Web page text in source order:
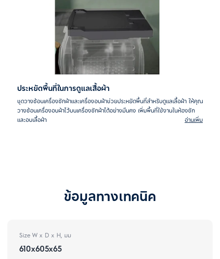
ประหยัดพื้นที่ในการดูแลเสื้อผ้า
ชุดวางซ้อนเครื่องซักผ้าและเครื่องอบผ้าช่วยประหยัดพื้นที่สำหรับดูแลเสื้อผ้า ให้คุณ
วางซ้อนเครื่องอบผ้าไว้บนเครื่องซักผ้าได้อย่างมั่นคง เพิ่มพื้นที่ใช้งานในห้องซัก
และอบเสื้อผ้า
อ่านเพิ่ม
ข้อมูลทางเทคนิค
Size W x D x H, มม
610x605x65